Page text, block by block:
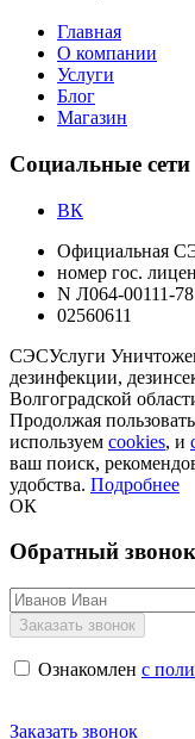
Главная
О компании
Услуги
Блог
Магазин
Социальные сети
ВК
Официальная
номер гос.
N Л064-00111-78
02560611
СЭСУслуги
дезинфекции,
Волгоградской
Продолжая
используем cookies, и
ваш поиск,
удобства. Подробнее
ОК
Обратный звонок
Ознакомлен с
Заказать звонок